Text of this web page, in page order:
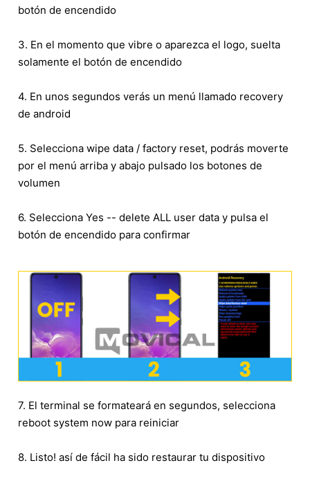
botón de encendido
3. En el momento que vibre o aparezca el logo, suelta
solamente el botón de encendido
4. En unos segundos verás un menú llamado recovery
de android
5. Selecciona wipe data / factory reset, podrás moverte
por el menú arriba y abajo pulsado los botones de
volumen
6. Selecciona Yes -- delete ALL user data y pulsa el
botón de encendido para confirmar
7. El terminal se formateará en segundos, selecciona
reboot system now para reiniciar
8. Listo! así de fácil ha sido restaurar tu dispositivo